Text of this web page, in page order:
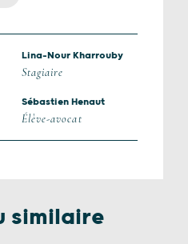
Lina-Nour Kharrouby
Stagiaire
Sébastien Henaut
Élève-avocat
similaire